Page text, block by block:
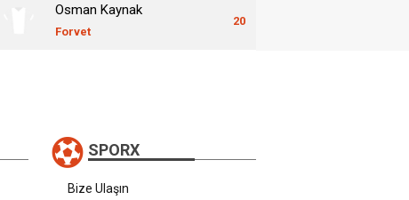
Osman Kaynak
Forvet
20
SPORX
Bize Ulaşın